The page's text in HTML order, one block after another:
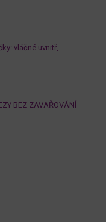
vláčné uvnitř,
BEZ ZAVAŘOVÁNÍ